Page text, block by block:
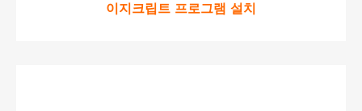
이지크립트 프로그램 설치